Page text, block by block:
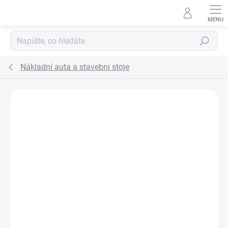
Hledat
Nákladní auta a stavební stoje